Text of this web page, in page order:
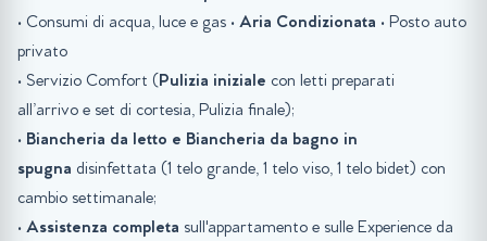
• Consumi di acqua, luce e gas • Aria Condizionata • Posto auto
privato
• Servizio Comfort (Pulizia iniziale con letti preparati
all’arrivo e set di cortesia, Pulizia finale);
• Biancheria da letto e Biancheria da bagno in
spugna disinfettata (1 telo grande, 1 telo viso, 1 telo bidet) con
cambio settimanale;
• Assistenza completa sull'appartamento e sulle Experience da